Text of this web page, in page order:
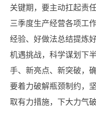
关键期，要主动扛起责
三季度生产经营各项工
经验、好做法总结提炼
机遇挑战，科学谋划下
手、新亮点、新突破，
要着力破解瓶颈制约，
取有力措施，下大力气